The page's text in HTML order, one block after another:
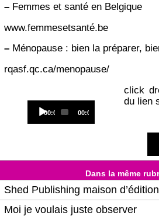
–Femmes et santé en Belgique
www.femmesetsanté.be
–Ménopause : bien la préparer,
rqasf.qc.ca/menopause/
Player
Current
00:00
Total
00:00
click
du lien
Dans la même
Shed Publishing maison
Moi je voulais juste observer